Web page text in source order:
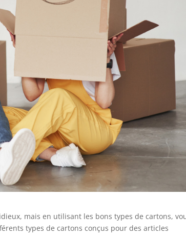
mais en utilisant les bons types de cartons,
types de cartons conçus pour des articles